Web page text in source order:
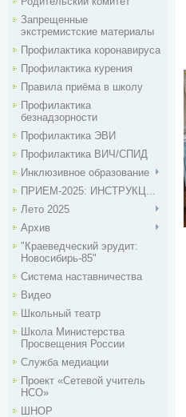
Запрещенные
экстремистские материалы
Профилактика коронавируса
Профилактика курения
Правила приёма в школу
Профилактика
безнадзорности
Профилактика ЭВИ
Профилактика ВИЧ/СПИД
Инклюзивное образование
ПРИЕМ-2025: ИНСТРУКЦ...
Лето 2025
Архив
"Краеведческий эрудит:
Новосибирь-85"
Система наставничества
Видео
Школьный театр
Школа Министерства
Просвещения России
Служба медиации
Проект «Сетевой учитель
НСО»
ШНОР